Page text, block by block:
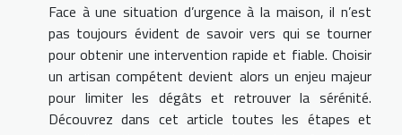
Face à une situation d’urgence à la maison, il n’est
pas toujours évident de savoir vers qui se tourner
pour obtenir une intervention rapide et fiable. Choisir
un artisan compétent devient alors un enjeu majeur
pour limiter les dégâts et retrouver la sérénité.
Découvrez dans cet article toutes les étapes et